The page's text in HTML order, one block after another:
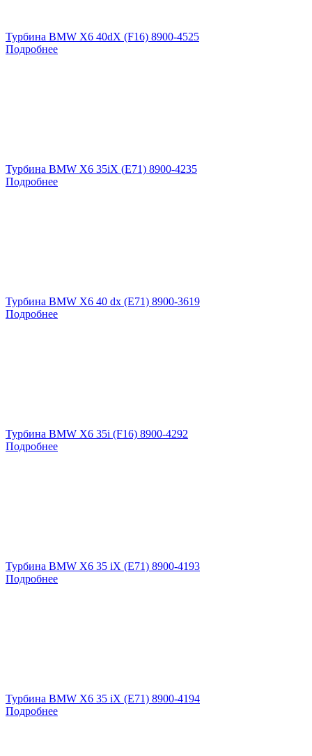
Турбина BMW X6 40dX (F16) 8900-4525
Подробнее
Турбина BMW X6 35iX (E71) 8900-4235
Подробнее
Турбина BMW X6 40 dx (E71) 8900-3619
Подробнее
Турбина BMW X6 35i (F16) 8900-4292
Подробнее
Турбина BMW X6 35 iX (E71) 8900-4193
Подробнее
Турбина BMW X6 35 iX (E71) 8900-4194
Подробнее